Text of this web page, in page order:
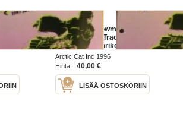
Extreme -
Arctic Cat Snowmobile 1997
Bearcat Wide Track Service
Manual moottorikelkka
korjaamokäsikirja
Arctic Cat Inc 1996
Hinta:
40,00 €
LISÄÄ OSTOSKORIIN